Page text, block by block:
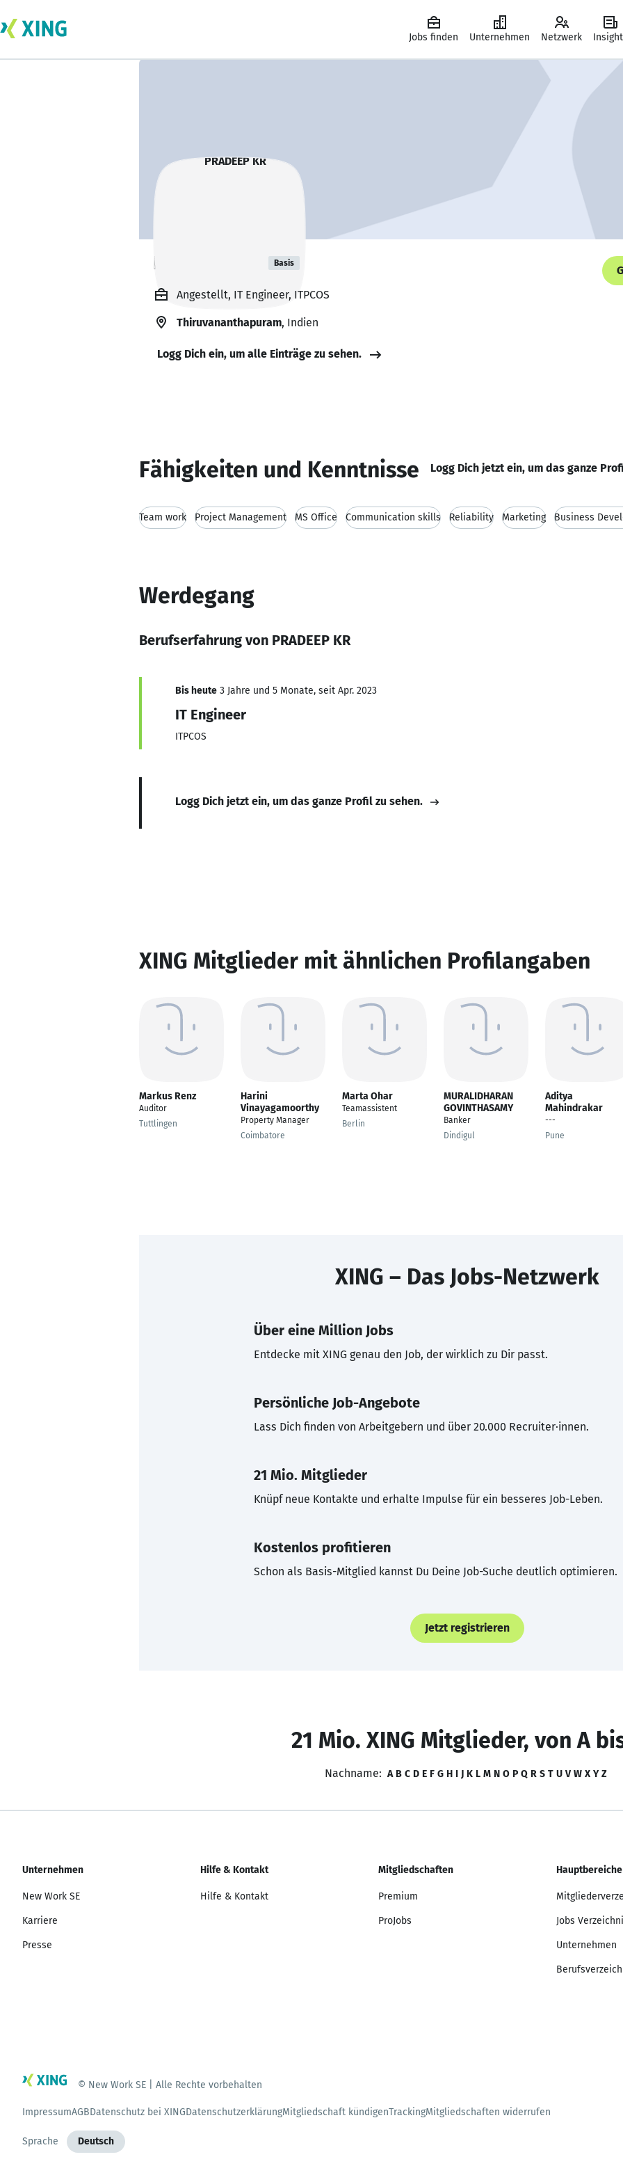
Jobs finden Unternehmen Netzwerk
PRADEEP KR Basis
Angestellt, IT Engineer, ITPCOS
Thiruvananthapuram, Indien
Logg Dich ein, um alle Einträge zu sehen.
Fähigkeiten und Kenntnisse Logg Dich jetzt ein, um das ganze
Team work Project Management MS Office Communication skills Reliability Marketing Business
Werdegang
Berufserfahrung von PRADEEP KR
Bis heute 3 Jahre und 5 Monate, seit Apr. 2023
IT Engineer
ITPCOS
Logg Dich jetzt ein, um das ganze Profil zu sehen.
XING Mitglieder mit ähnlichen Profilangaben
Markus Renz
Auditor
Tuttlingen
Harini
Vinayagamoorthy
Property Manager
Coimbatore
Marta Ohar
Teamassistent
Berlin
MURALIDHARAN
GOVINTHASAMY
Banker
Dindigul
Aditya
Mahindrakar
---
Pune
XING – Das Jobs-Netzwerk
Über eine Million Jobs
Entdecke mit XING genau den Job, der wirklich zu Dir passt.
Persönliche Job-Angebote
Lass Dich finden von Arbeitgebern und über 20.000 Recruiter·innen.
21 Mio. Mitglieder
Knüpf neue Kontakte und erhalte Impulse für ein besseres Job-Leben.
Kostenlos profitieren
Schon als Basis-Mitglied kannst Du Deine Job-Suche deutlich optimieren.
Jetzt registrieren
21 Mio. XING Mitglieder, von A
Nachname: A B C D E F G H I J K L M N O P Q R S T U V W X Y Z
Unternehmen
New Work SE
Karriere
Presse
Hilfe & Kontakt
Hilfe & Kontakt
Mitgliedschaften
Premium
ProJobs
Hauptbereiche
Jobs
Unternehmen
© New Work SE | Alle Rechte vorbehalten
ImpressumAGBDatenschutz bei XINGDatenschutzerklärungMitgliedschaft kündigenTrackingMitgliedschaften widerrufen
Sprache Deutsch